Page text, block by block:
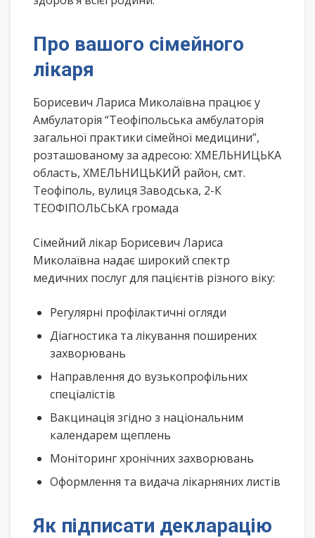
Про вашого сімейного
лікаря
Борисевич Лариса Миколаївна працює у
Амбулаторія “Теофіпольська амбулаторія
загальної практики сімейної медицини”,
розташованому за адресою: ХМЕЛЬНИЦЬКА
область, ХМЕЛЬНИЦЬКИЙ район, смт.
Теофіполь, вулиця Заводська, 2-К
ТЕОФІПОЛЬСЬКА громада
Сімейний лікар Борисевич Лариса
Миколаївна надає широкий спектр
медичних послуг для пацієнтів різного віку:
Регулярні профілактичні огляди
Діагностика та лікування поширених
захворювань
Направлення до вузькопрофільних
спеціалістів
Вакцинація згідно з національним
календарем щеплень
Моніторинг хронічних захворювань
Оформлення та видача лікарняних листів
Як підписати декларацію